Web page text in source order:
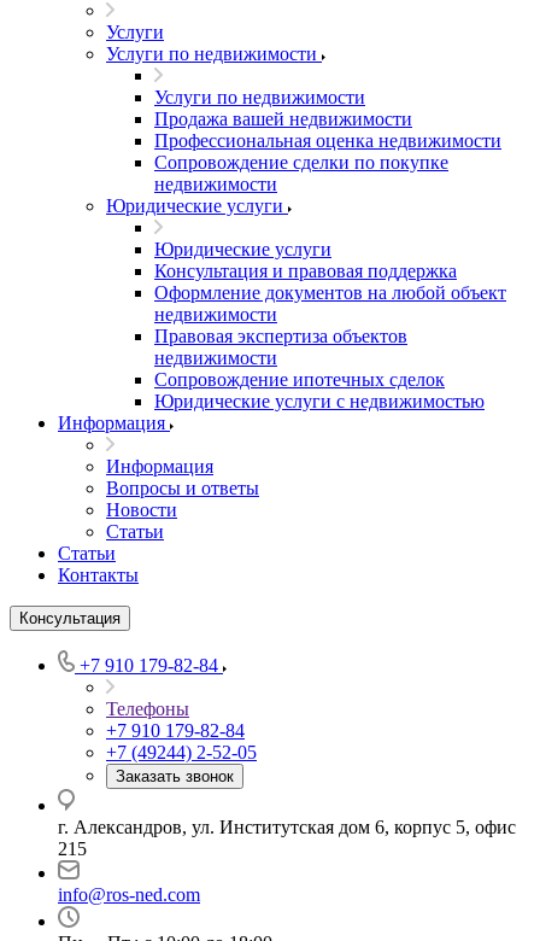
Услуги
Услуги по недвижимости
Услуги по недвижимости
Продажа вашей недвижимости
Профессиональная оценка недвижимости
Сопровождение сделки по покупке
недвижимости
Юридические услуги
Юридические услуги
Консультация и правовая поддержка
Оформление документов на любой объект
недвижимости
Правовая экспертиза объектов
недвижимости
Сопровождение ипотечных сделок
Юридические услуги с недвижимостью
Информация
Информация
Вопросы и ответы
Новости
Статьи
Статьи
Контакты
Консультация
+7 910 179-82-84
Телефоны
+7 910 179-82-84
+7 (49244) 2-52-05
Заказать звонок
г. Александров, ул. Институтская дом 6, корпус 5, офис
215
info@ros-ned.com